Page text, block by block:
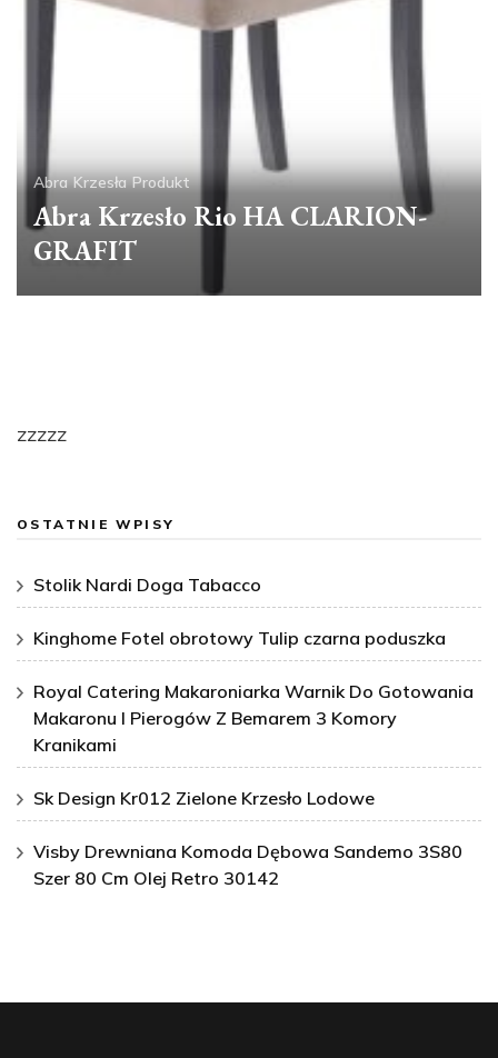
Abra Krzesła Produkt
Abra Krzesło Rio HA CLARION-
GRAFIT
zzzzz
OSTATNIE WPISY
Stolik Nardi Doga Tabacco
Kinghome Fotel obrotowy Tulip czarna poduszka
Royal Catering Makaroniarka Warnik Do Gotowania
Makaronu I Pierogów Z Bemarem 3 Komory
Kranikami
Sk Design Kr012 Zielone Krzesło Lodowe
Visby Drewniana Komoda Dębowa Sandemo 3S80
Szer 80 Cm Olej Retro 30142